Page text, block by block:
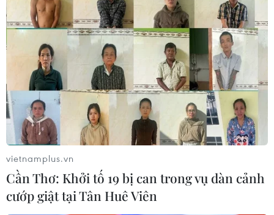
vietnamplus.vn
Cần Thơ: Khởi tố 19 bị can trong vụ dàn cảnh
cướp giật tại Tân Huê Viên